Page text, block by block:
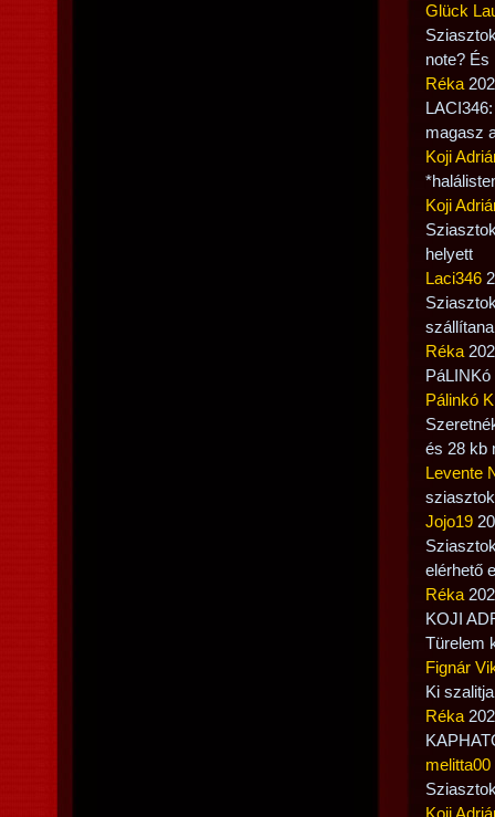
Glück
note?
Réka
magasz
Koji
Koji
helyett
Laci346
Réka
Pálinkó
és 28 kb
Levente
Jojo19
elérhető
Réka
KOJI
Türelem
Fignár
Ki
Réka
melitta00